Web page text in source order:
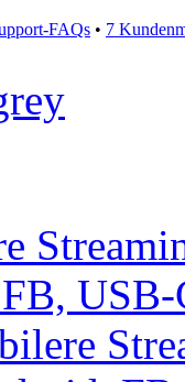
FAQs • 7